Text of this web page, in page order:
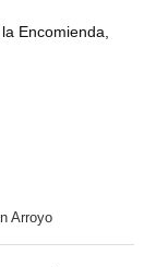
Encomienda,
Arroyo